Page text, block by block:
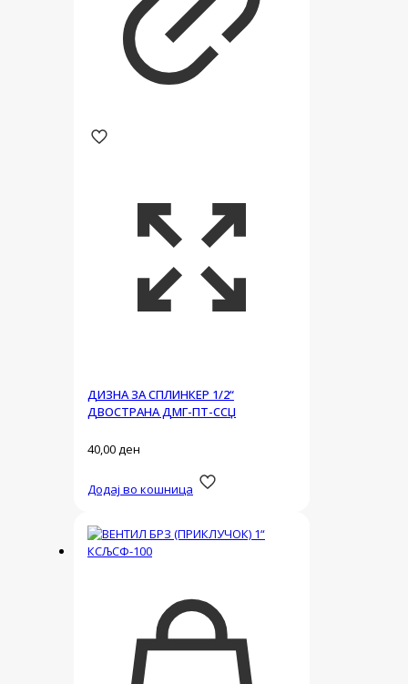
ДИЗНА ЗА СПЛИНКЕР 1/2“
ДВОСТРАНА ДМГ-ПТ-ССЏ
40,00ден
Додај во кошница